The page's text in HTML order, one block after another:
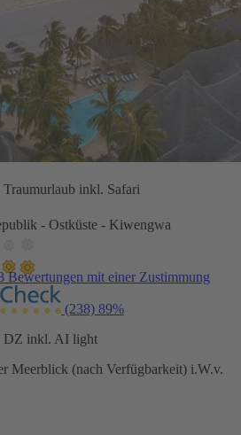
inkl. Safari
- Ostküste - Kiwengwa
Bewertungen mit einer Zustimmung
(238) 89%
DZ inkl. AI light
Meerblick (nach Verfügbarkeit) i.W.v.